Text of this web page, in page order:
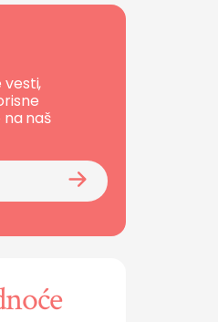
vesti,
na naš